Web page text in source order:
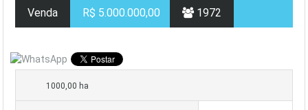
Venda R$ 5.000.000,00 1972
1000,00 ha